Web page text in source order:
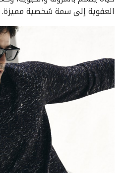
العفوية إلى سمة شخصية مميزة.